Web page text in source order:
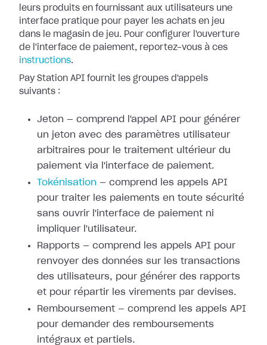
leurs produits en fournissant aux utilisateurs une
interface pratique pour payer les achats en jeu
dans le magasin de jeu. Pour configurer l'ouverture
de l'interface de paiement, reportez-vous à ces
instructions.
Pay Station API fournit les groupes d'appels
suivants :
Jeton — comprend l'appel API pour générer
un jeton avec des paramètres utilisateur
arbitraires pour le traitement ultérieur du
paiement via
l'interface de paiement.
Tokénisation — comprend les appels API
pour traiter les paiements en toute sécurité
sans ouvrir l'interface de paiement ni
impliquer l'utilisateur.
Rapports — comprend les appels API pour
renvoyer des données sur les transactions
des utilisateurs, pour générer des rapports
et pour répartir les virements par devises.
Remboursement — comprend les appels API
pour demander des remboursements
intégraux et partiels.